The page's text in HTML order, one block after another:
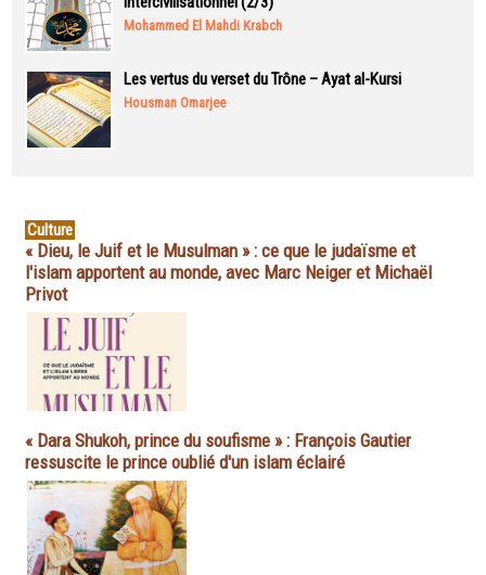
Mohammed El Mahdi Krabch
Les vertus du verset du Trône – Ayat al-Kursi
Housman Omarjee
Culture
« Dieu, le Juif et le Musulman » : ce que le judaïsme et
l'islam apportent au monde, avec Marc Neiger et Michaël
Privot
« Dara Shukoh, prince du soufisme » : François Gautier
ressuscite le prince oublié d'un islam éclairé